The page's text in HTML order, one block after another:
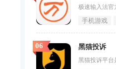
手机游戏
黑猫投诉
06